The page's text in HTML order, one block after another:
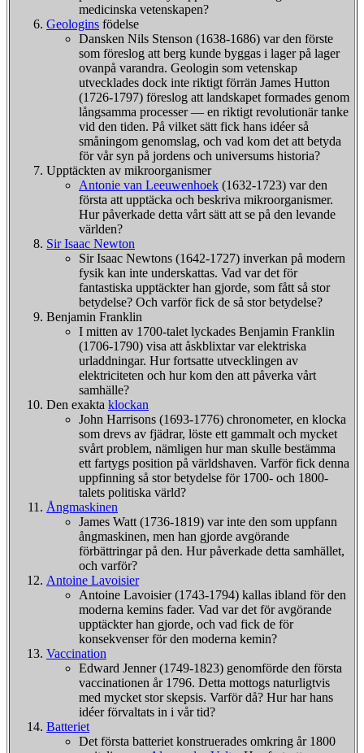
medicinska vetenskapen?
Geologins födelse
Dansken Nils Stenson (1638-1686) var den förste
som föreslog att berg kunde byggas i lager på lager
ovanpå varandra. Geologin som vetenskap
utvecklades dock inte riktigt förrän James Hutton
(1726-1797) föreslog att landskapet formades genom
långsamma processer — en riktigt revolutionär tanke
vid den tiden. På vilket sätt fick hans idéer så
småningom genomslag, och vad kom det att betyda
för vår syn på jordens och universums historia?
Upptäckten av mikroorganismer
Antonie van Leeuwenhoek (1632-1723) var den
första att upptäcka och beskriva mikroorganismer.
Hur påverkade detta vårt sätt att se på den levande
världen?
Sir Isaac Newton
Sir Isaac Newtons (1642-1727) inverkan på modern
fysik kan inte underskattas. Vad var det för
fantastiska upptäckter han gjorde, som fått så stor
betydelse? Och varför fick de så stor betydelse?
Benjamin Franklin
I mitten av 1700-talet lyckades Benjamin Franklin
(1706-1790) visa att åskblixtar var elektriska
urladdningar. Hur fortsatte utvecklingen av
elektriciteten och hur kom den att påverka vårt
samhälle?
Den exakta klockan
John Harrisons (1693-1776) chronometer, en klocka
som drevs av fjädrar, löste ett gammalt och mycket
svårt problem, nämligen hur man skulle bestämma
ett fartygs position på världshaven. Varför fick denna
uppfinning så stor betydelse för 1700- och 1800-
talets politiska värld?
Ångmaskinen
James Watt (1736-1819) var inte den som uppfann
ångmaskinen, men han gjorde avgörande
förbättringar på den. Hur påverkade detta samhället,
och varför?
Antoine Lavoisier
Antoine Lavoisier (1743-1794) kallas ibland för den
moderna kemins fader. Vad var det för avgörande
upptäckter han gjorde, och vad fick de för
konsekvenser för den moderna kemin?
Vaccination
Edward Jenner (1749-1823) genomförde den första
vaccinationen år 1796. Detta mottogs naturligtvis
med mycket stor skepsis. Varför då? Hur har hans
idéer förvaltats in i vår tid?
Batteriet
Det första batteriet konstruerades omkring år 1800